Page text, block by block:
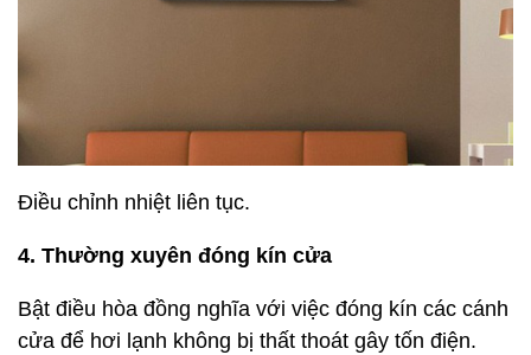
Điều chỉnh nhiệt liên tục.
4. Thường xuyên đóng kín cửa
Bật điều hòa đồng nghĩa với việc đóng kín các cánh
cửa để hơi lạnh không bị thất thoát gây tốn điện.